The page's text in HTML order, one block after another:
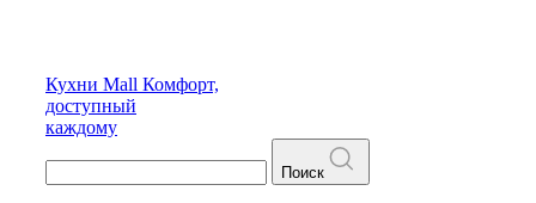
Кухни Mall Комфорт,
доступный
каждому
Поиск